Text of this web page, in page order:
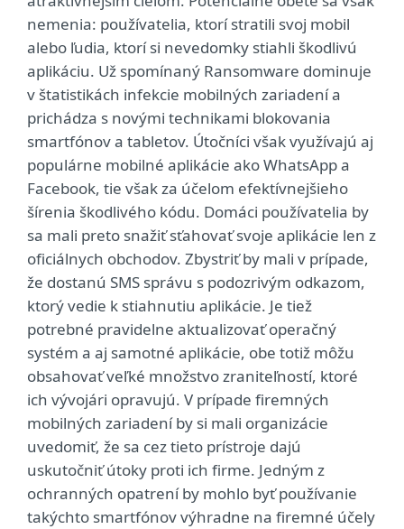
nemenia: používatelia, ktorí stratili svoj mobil
alebo ľudia, ktorí si nevedomky stiahli škodlivú
aplikáciu. Už spomínaný Ransomware dominuje
v štatistikách infekcie mobilných zariadení a
prichádza s novými technikami blokovania
smartfónov a tabletov. Útočníci však využívajú aj
populárne mobilné aplikácie ako WhatsApp a
Facebook, tie však za účelom efektívnejšieho
šírenia škodlivého kódu. Domáci používatelia by
sa mali preto snažiť sťahovať svoje aplikácie len z
oficiálnych obchodov. Zbystriť by mali v prípade,
že dostanú SMS správu s podozrivým odkazom,
ktorý vedie k stiahnutiu aplikácie. Je tiež
potrebné pravidelne aktualizovať operačný
systém a aj samotné aplikácie, obe totiž môžu
obsahovať veľké množstvo zraniteľností, ktoré
ich vývojári opravujú. V prípade firemných
mobilných zariadení by si mali organizácie
uvedomiť, že sa cez tieto prístroje dajú
uskutočniť útoky proti ich firme. Jedným z
ochranných opatrení by mohlo byť používanie
takýchto smartfónov výhradne na firemné účely